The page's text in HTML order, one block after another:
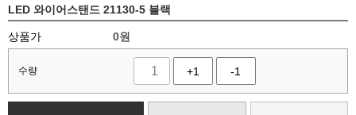
LED 와이어스탠드 21130-5 블랙
상품가 0원
수량 +1 -1